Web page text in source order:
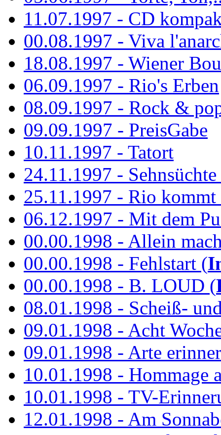
11.07.1997 - CD
00.08.1997 - Viva
18.08.1997 - Wiener
06.09.1997 - Rio's Erben
08.09.1997 - Rock &
09.09.1997 - PreisGabe
10.11.1997 - Tatort
24.11.1997 -
25.11.1997 - Rio kommt
06.12.1997 - Mit dem
00.00.1998 - Allein
00.00.1998 - Fehlstart (
00.00.1998 - B. LOUD (
08.01.1998 - Scheiß-
09.01.1998 - Acht
09.01.1998 - Arte
10.01.1998 - Hommage
10.01.1998 - TV-
12.01.1998 - Am